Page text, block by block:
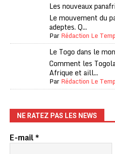
Les nouveaux
Le mouvement du
adeptes. Q...
ParRédaction Le
Le Togo dans le
Comment les
Afrique et aill...
ParRédaction Le
NE RATEZ PAS LES NEWS
E-mail*